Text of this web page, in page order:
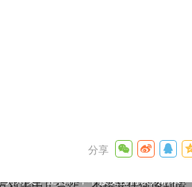
方对美中止合作，不接受任何谈判请求。